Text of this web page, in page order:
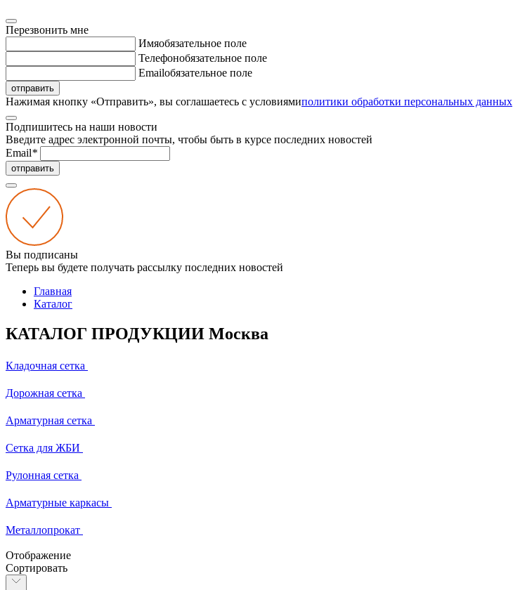
Перезвонить мне
Имяобязательное поле
Телефонобязательное поле
Emailобязательное поле
отправить
Нажимая кнопку «Отправить», вы соглашаетесь с условиямиполитики обработки персональных данных
Подпишитесь на наши новости
Введите адрес электронной почты, чтобы быть в курсе последних новостей
Email*
отправить
Вы подписаны
Теперь вы будете получать рассылку последних новостей
Главная
Каталог
КАТАЛОГ ПРОДУКЦИИ Москва
Кладочная сетка
Дорожная сетка
Арматурная сетка
Сетка для ЖБИ
Рулонная сетка
Арматурные каркасы
Металлопрокат
Отображение
Сортировать